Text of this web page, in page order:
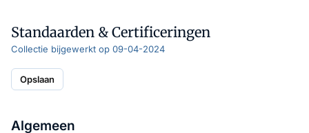
Standaarden & Certificeringen
Collectie bijgewerkt op 09-04-2024
Opslaan
Algemeen